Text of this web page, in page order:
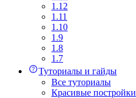
1.12
1.11
1.10
1.9
1.8
1.7
Туториалы и гайды
Все туториалы
Красивые постройки